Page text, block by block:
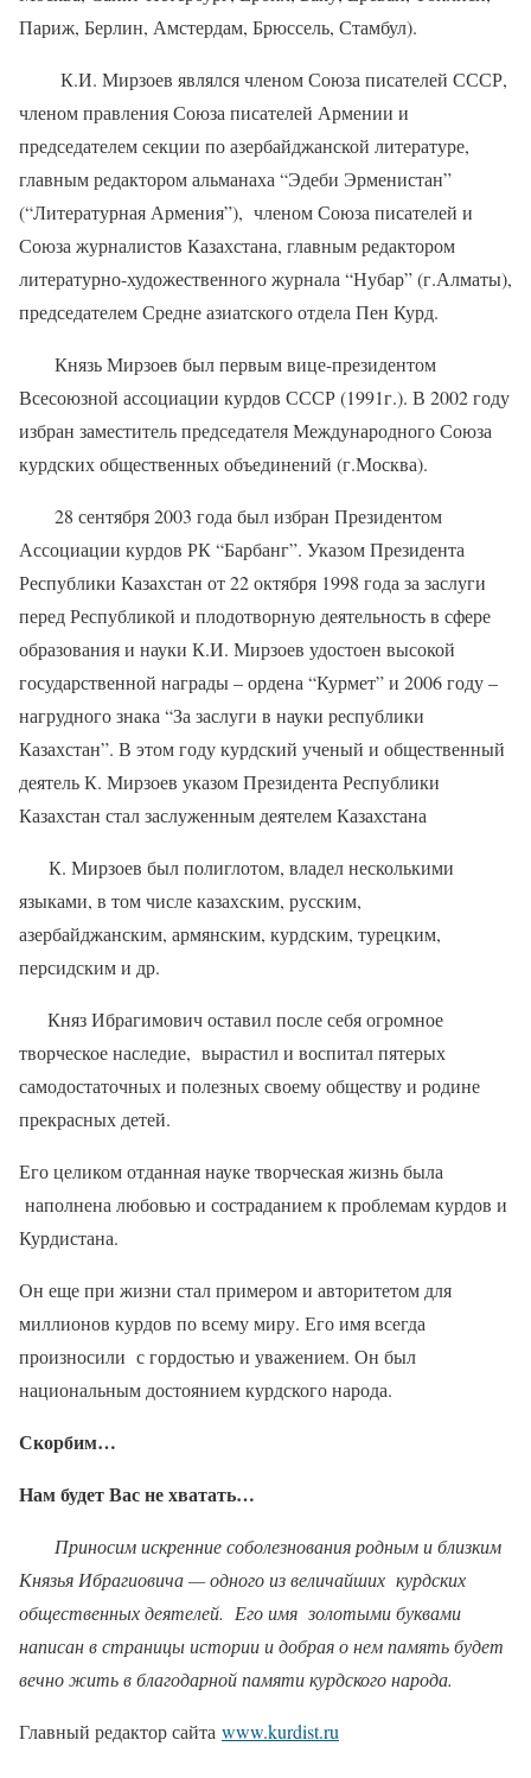
Париж, Берлин, Амстердам, Брюссель, Стамбул).
К.И. Мирзоев являлся членом Союза писателей СССР,
членом правления Союза писателей Армении и
председателем секции по азербайджанской литературе,
главным редактором альманаха “Эдеби Эрменистан”
(“Литературная Армения”), членом Союза писателей и
Союза журналистов Казахстана, главным редактором
литературно-художественного журнала “Нубар” (г.Алматы),
председателем Средне азиатского отдела Пен Курд.
Князь Мирзоев был первым вице-президентом
Всесоюзной ассоциации курдов СССР (1991г.). В 2002 году
избран заместитель председателя Международного Союза
курдских общественных объединений (г.Москва).
28 сентября 2003 года был избран Президентом
Ассоциации курдов РК “Барбанг”. Указом Президента
Республики Казахстан от 22 октября 1998 года за заслуги
перед Республикой и плодотворную деятельность в сфере
образования и науки К.И. Мирзоев удостоен высокой
государственной награды – ордена “Курмет” и 2006 году –
нагрудного знака “За заслуги в науки республики
Казахстан”. В этом году курдский ученый и общественный
деятель К. Мирзоев указом Президента Республики
Казахстан стал заслуженным деятелем Казахстана
К. Мирзоев был полиглотом, владел несколькими
языками, в том числе казахским, русским,
азербайджанским, армянским, курдским, турецким,
персидским и др.
Княз Ибрагимович оставил после себя огромное
творческое наследие, вырастил и воспитал пятерых
самодостаточных и полезных своему обществу и родине
прекрасных детей.
Его целиком отданная науке творческая жизнь была
наполнена любовью и состраданием к проблемам курдов и
Курдистана.
Он еще при жизни стал примером и авторитетом для
миллионов курдов по всему миру. Его имя всегда
произносили с гордостью и уважением. Он был
национальным достоянием курдского народа.
Скорбим…
Нам будет Вас не хватать…
Приносим искренние соболезнования родным и близким
Князья Ибрагиовича — одного из величайших курдских
общественных деятелей. Его имя золотыми буквами
написан в страницы истории и добрая о нем память будет
вечно жить в благодарной памяти курдского народа.
Главный редактор сайта www.kurdist.ru